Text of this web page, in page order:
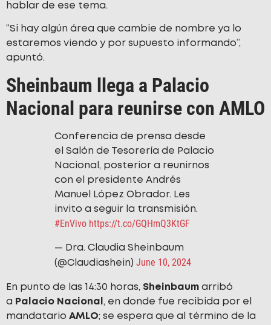
hablar de ese tema.
“Si hay algún área que cambie de nombre ya lo
estaremos viendo y por supuesto informando”,
apuntó.
Sheinbaum llega a Palacio
Nacional para reunirse con AMLO
Conferencia de prensa desde
el Salón de Tesorería de Palacio
Nacional, posterior a reunirnos
con el presidente Andrés
Manuel López Obrador. Les
invito a seguir la transmisión.
#EnVivo https://t.co/GQHmQ3KtGF
— Dra. Claudia Sheinbaum
(@Claudiashein) June 10, 2024
En punto de las 14:30 horas, Sheinbaum arribó
a Palacio Nacional , en donde fue recibida por el
mandatario AMLO; se espera que al término de la